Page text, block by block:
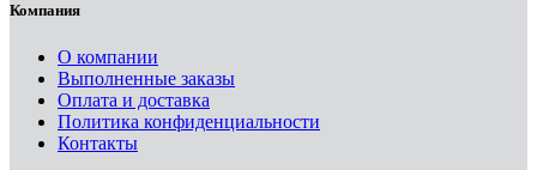
Компания
О компании
Выполненные заказы
Оплата и доставка
Политика конфиденциальности
Контакты